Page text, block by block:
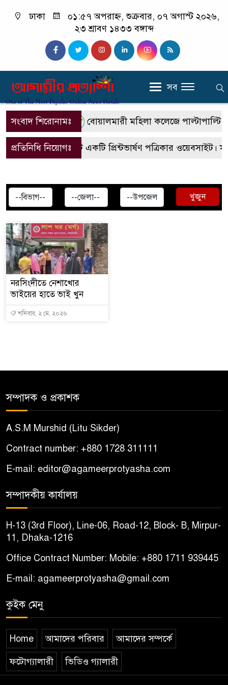
ঢাকা
০১:৫৭ অপরাহ্ন, শুক্রবার, ০৭ অগাস্ট ২০২৬,
২৩ শ্রাবণ ১৪৩৩ বঙ্গাব্দ
সব
সংবাদ শিরোনামঃ বোয়ালমারী মহিলা কলেজে পাল্টাপাল্টি
প্রতিনিধি নিয়োগঃএটি একটি প্রিন্টভার্ষণ পত্রিকার ওয়েবসাইট।
খুজুন
নরসিংদীতে নেশাখোর
ভাইয়ের হাতে ভাই খুন
শনিবার, ২ মে, ২০২৬
সম্পাদক ও প্রকাশক
A.S.M Murshid (Litu Sikder)
Contract number: +880 1728 311111
E-mail: editor@agameerprotyasha.com
সম্পাদকীয় কার্যালয়
H-13 (3rd Floor), Line-06, Road-12, Block- B, Mirpur-
11, Dhaka-1216
Office Contract Number: Mobile: +880 1711 939445
E-mail: agameerprotyasha@gmail.com
কুইক মেনু
Home আমাদের পরিবার আমাদের সম্পর্কে
ফটোগ্যালারী ভিডিও গ্যালারী